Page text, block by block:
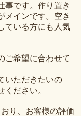
事です。作り置き
メインです。空き
ている方にも人気
ご希望に合わせて
いただきたいの
ださい。
り、お客様の評価